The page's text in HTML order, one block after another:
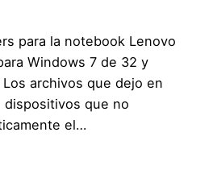
para la notebook Lenovo
Windows 7 de 32 y
archivos que dejo en
que no
el…